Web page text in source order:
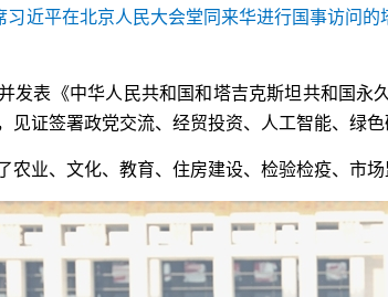
习近平在北京人民大会堂同来华进行国事访问
发表《中华人民共和国和塔吉克斯坦共和国
见证签署政党交流、经贸投资、人工智能、绿色
农业、文化、教育、住房建设、检验检疫、市场